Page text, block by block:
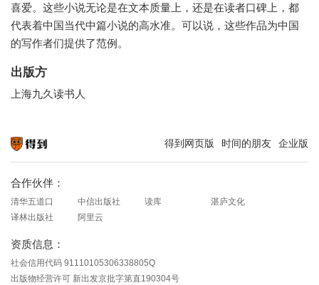
喜爱。这些小说无论是在文本质量上，还是在读者口碑上，都
代表着中国当代中篇小说的高水准。可以说，这些作品为中国
的写作者们提供了范例。
出版方
上海九久读书人
得到网页版 时间的朋友 企业版
合作伙伴：
清华五道口 中信出版社 读库
湛庐文化
译林出版社
阿里云
资质信息：
社会信用代码 91110105306338805Q
出版物经营许可 新出发京批字第直190304号